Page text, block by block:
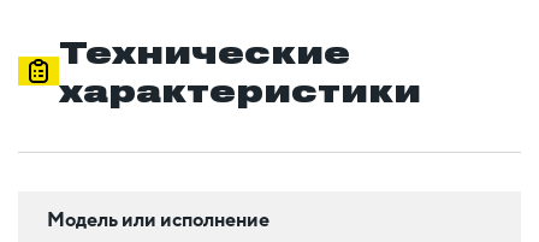
Технические
характеристики
Модель или исполнение